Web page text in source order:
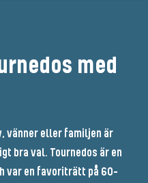
med
vänner eller familjen är
bra val. Tournedos är en
var en favoriträtt på 60-